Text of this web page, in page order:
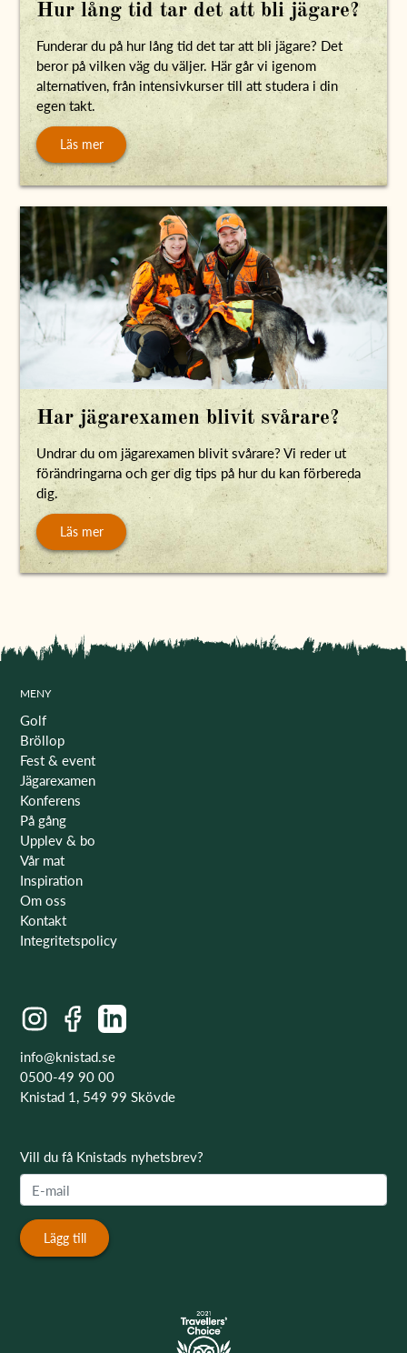
Hur lång tid tar det att bli jägare?
Funderar du på hur lång tid det tar att bli jägare? Det
beror på vilken väg du väljer. Här går vi igenom
alternativen, från intensivkurser till att studera i din
egen takt.
Läs mer
Har jägarexamen blivit svårare?
Undrar du om jägarexamen blivit svårare? Vi reder ut
förändringarna och ger dig tips på hur du kan förbereda
dig.
Läs mer
MENY
Golf
Bröllop
Fest & event
Jägarexamen
Konferens
På gång
Upplev & bo
Vår mat
Inspiration
Om oss
Kontakt
Integritetspolicy
info@knistad.se
0500-49 90 00
Knistad 1, 549 99 Skövde
Vill du få Knistads nyhetsbrev?
Lägg till